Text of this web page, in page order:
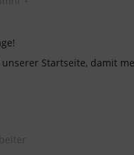
Startseite, damit